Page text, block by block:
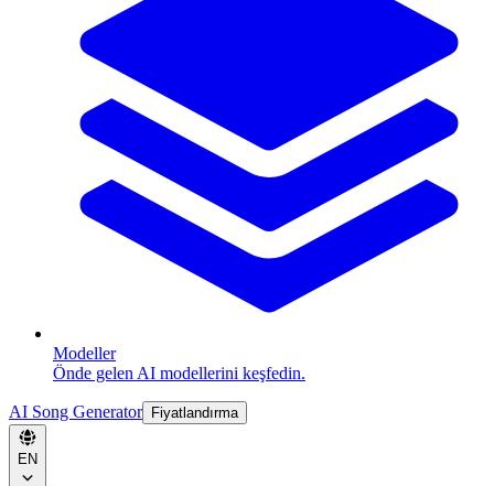
Modeller
Önde gelen AI modellerini keşfedin.
AI Song Generator Fiyatlandırma
EN